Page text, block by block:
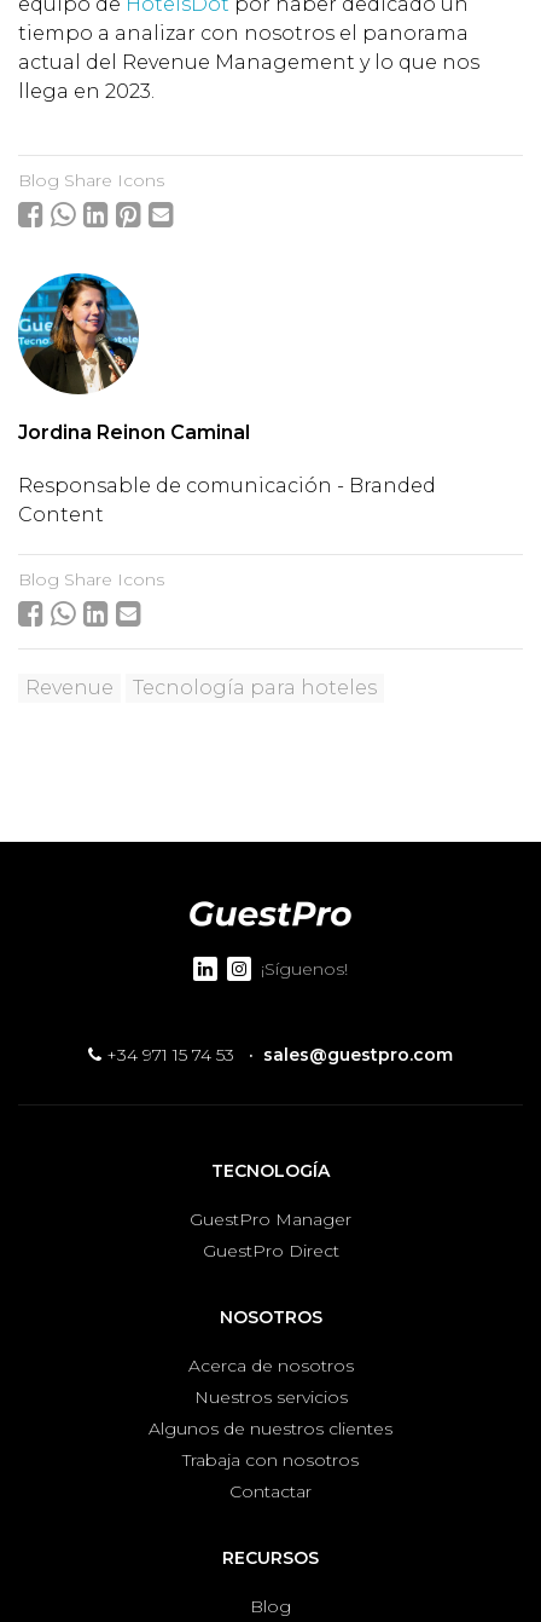
tiempo a analizar con nosotros el panorama
actual del Revenue Management y lo que nos
llega en 2023.
Blog Share Icons
Jordina Reinon Caminal
Responsable de comunicación - Branded
Content
Blog Share Icons
Revenue Tecnología para hoteles
¡Síguenos!
+34 971 15 74 53 · sales@guestpro.com
TECNOLOGÍA
GuestPro Manager
GuestPro Direct
NOSOTROS
Acerca de nosotros
Nuestros servicios
Algunos de nuestros clientes
Trabaja con nosotros
Contactar
RECURSOS
Blog